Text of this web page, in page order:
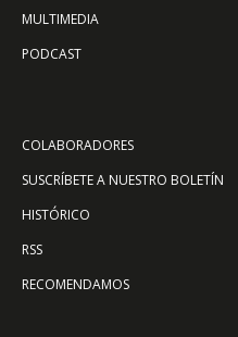
MULTIMEDIA
PODCAST
COLABORADORES
SUSCRÍBETE A NUESTRO BOLETÍN
HISTÓRICO
RSS
RECOMENDAMOS